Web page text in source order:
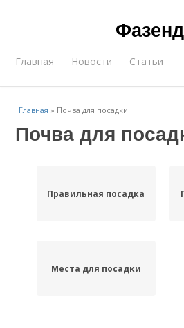
Главная Новости Статьи
Главная » Почва для посадки
Почва для
Правильная посадка
Места для посадки